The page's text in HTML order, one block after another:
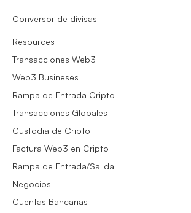
Conversor de divisas
Resources
Transacciones Web3
Web3 Busineses
Rampa de Entrada Cripto
Transacciones Globales
Custodia de Cripto
Factura Web3 en Cripto
Rampa de Entrada/Salida
Negocios
Cuentas Bancarias